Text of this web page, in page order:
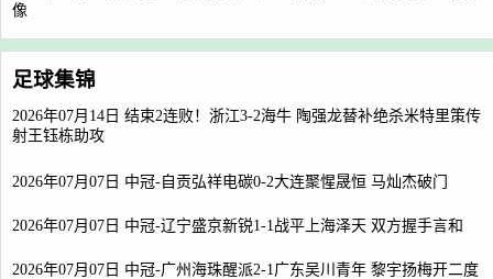
像
足球集锦
2026年07月14日 结束2连败！浙江3-2海牛 陶强龙替补绝杀米特里策传
射王钰栋助攻
2026年07月07日 中冠-自贡弘祥电碳0-2大连聚惺晟恒 马灿杰破门
2026年07月07日 中冠-辽宁盛京新锐1-1战平上海泽天 双方握手言和
2026年07月07日 中冠-广州海珠醒派2-1广东吴川青年 黎宇扬梅开二度